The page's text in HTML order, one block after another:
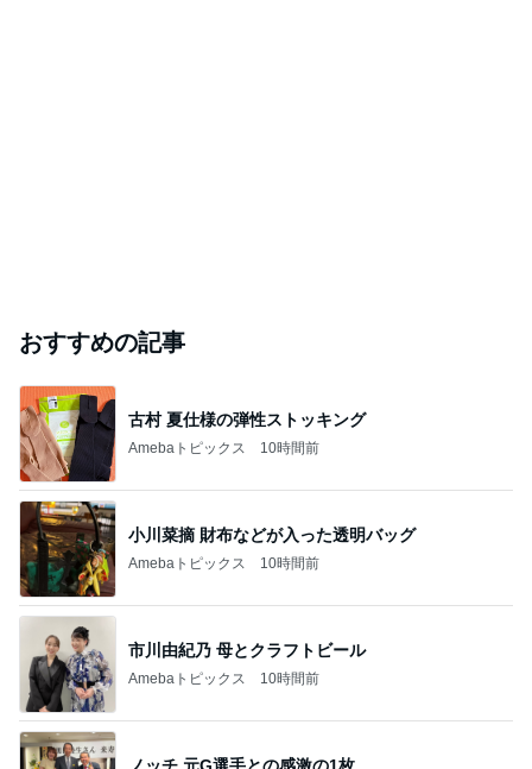
おすすめの記事
古村 夏仕様の弾性ストッキング
Amebaトピックス 10時間前
小川菜摘 財布などが入った透明バッグ
Amebaトピックス 10時間前
市川由紀乃 母とクラフトビール
Amebaトピックス 10時間前
ノッチ 元G選手との感激の1枚